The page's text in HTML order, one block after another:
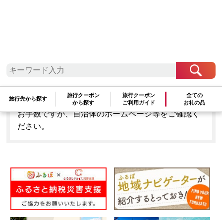
旅行先から探す
旅行クーポン
から探す
旅行クーポン
ご利用ガイド
全ての
お礼の品
「石川県加賀市」はふるぽからお申込みをすること
はできません。
お手数ですが、自治体のホームページ等をご確認く
ださい。